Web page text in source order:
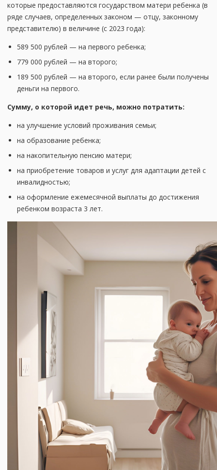
которые предоставляются государством матери ребенка (в
ряде случаев, определенных законом — отцу, законному
представителю) в величине (с 2023 года):
589 500 рублей — на первого ребенка;
779 000 рублей — на второго;
189 500 рублей — на второго, если ранее были получены
деньги на первого.
Сумму, о которой идет речь, можно потратить:
на улучшение условий проживания семьи;
на образование ребенка;
на накопительную пенсию матери;
на приобретение товаров и услуг для адаптации детей с
инвалидностью;
на оформление ежемесячной выплаты до достижения
ребенком возраста 3 лет.